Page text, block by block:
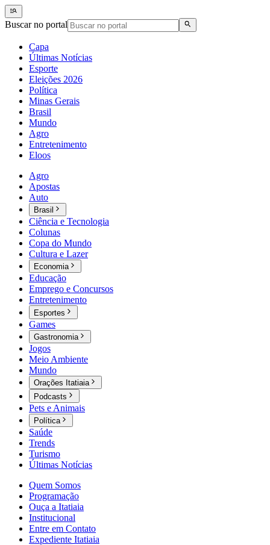
Buscar no portal
Capa
Últimas Notícias
Esporte
Eleições 2026
Política
Minas Gerais
Brasil
Mundo
Agro
Entretenimento
Eloos
Agro
Apostas
Auto
Brasil
Ciência e Tecnologia
Colunas
Copa do Mundo
Cultura e Lazer
Economia
Educação
Emprego e Concursos
Entretenimento
Esportes
Games
Gastronomia
Jogos
Meio Ambiente
Mundo
Orações Itatiaia
Podcasts
Pets e Animais
Política
Saúde
Trends
Turismo
Últimas Notícias
Quem Somos
Programação
Ouça a Itatiaia
Institucional
Entre em Contato
Expediente Itatiaia